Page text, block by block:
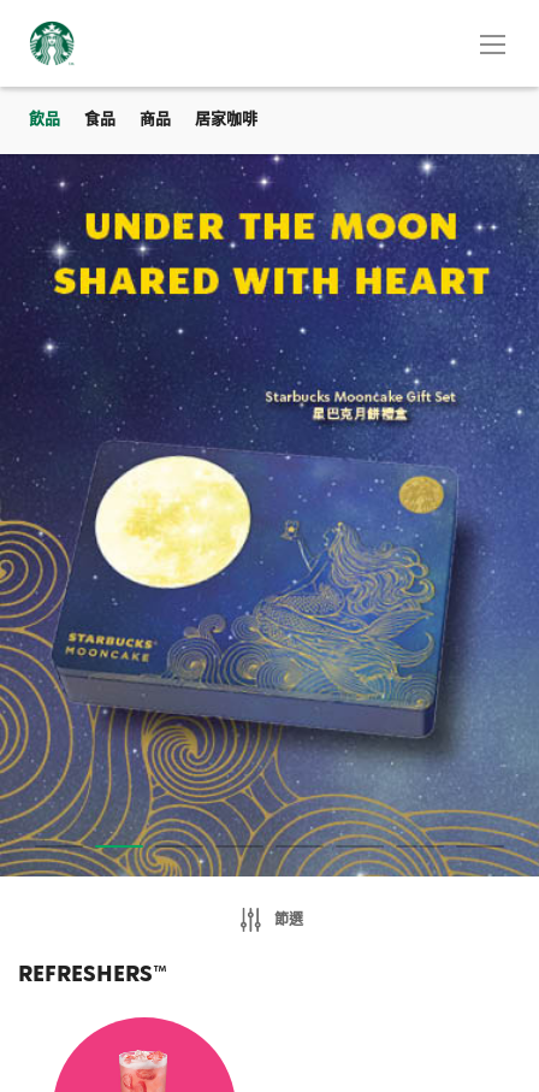
飲品 食品 商品 居家咖啡
REFRESHERS™
節選